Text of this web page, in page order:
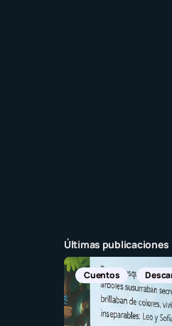
Últimas publicaciones
Cuentos Descarga